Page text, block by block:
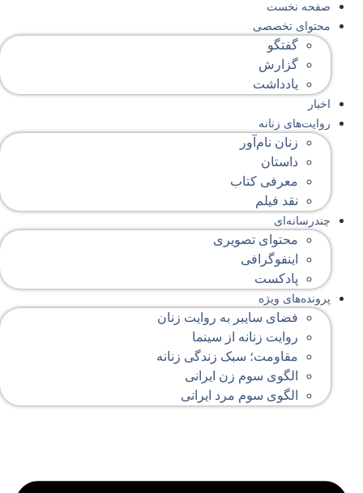
صفحه‌ نخست
محتوای‌ تخصصی
گفتگو
گزارش
یادداشت
اخبار
روایت‌های زنانه
زنان نام‌آور
داستان
معرفی کتاب
نقد فیلم
چندرسانه‌ای
محتوای تصویری
اینفوگرافی
پادکست
پرونده‌های ویژه
فضای سایبر به روایت زنان
روایت زنانه از سینما
مقاومت؛ سبک زندگی زنانه
الگوی سوم زن ایرانی
الگوی سوم مرد ایرانی